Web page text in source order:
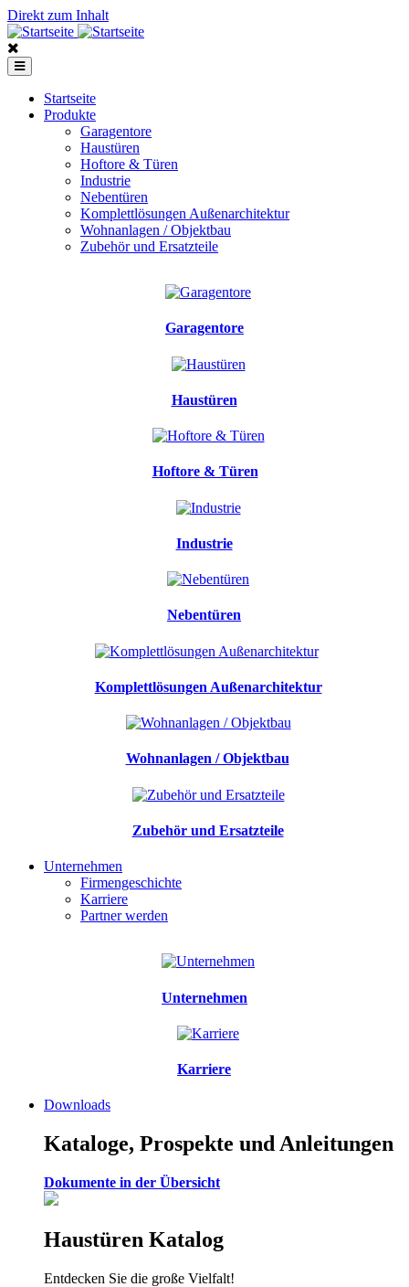
Direkt zum Inhalt
Startseite
Produkte
Garagentore
Haustüren
Hoftore & Türen
Industrie
Nebentüren
Komplettlösungen Außenarchitektur
Wohnanlagen / Objektbau
Zubehör und Ersatzteile
Garagentore
Haustüren
Hoftore & Türen
Industrie
Nebentüren
Komplettlösungen Außenarchitektur
Wohnanlagen / Objektbau
Zubehör und Ersatzteile
Unternehmen
Firmengeschichte
Karriere
Partner werden
Unternehmen
Karriere
Downloads
Kataloge, Prospekte und Anleitungen
Dokumente in der Übersicht
Haustüren Katalog
Entdecken Sie die große Vielfalt!